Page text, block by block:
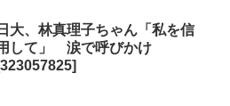
日大、林真理子ちゃん「私を信
して」 涙で呼びかけ